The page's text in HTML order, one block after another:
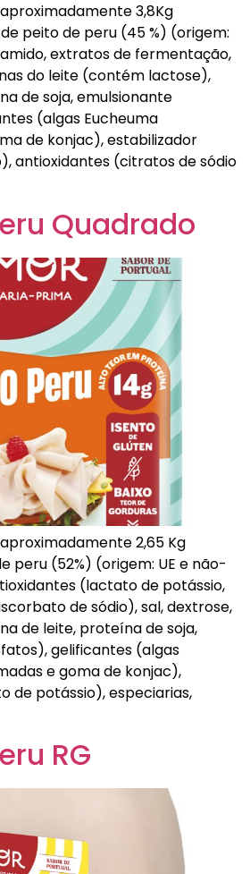
3,8Kg
peito de peru (45 %) (origem:
amido, extratos de fermentação,
do leite (contém lactose),
de soja, emulsionante
(algas Eucheuma
de konjac), estabilizador
antioxidantes (citratos de sódio
Quadrado
2,65 Kg
peru (52%) (origem: UE e não-
(lactato de potássio,
de sódio), sal, dextrose,
de leite, proteína de soja,
gelificantes (algas
e goma de konjac),
de potássio), especiarias,
RG